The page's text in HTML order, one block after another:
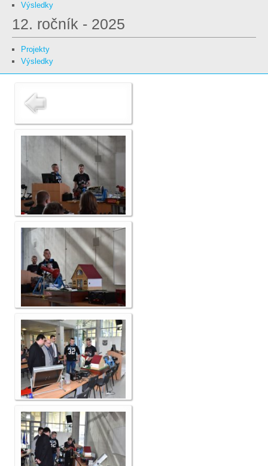
Výsledky
12. ročník - 2025
Projekty
Výsledky